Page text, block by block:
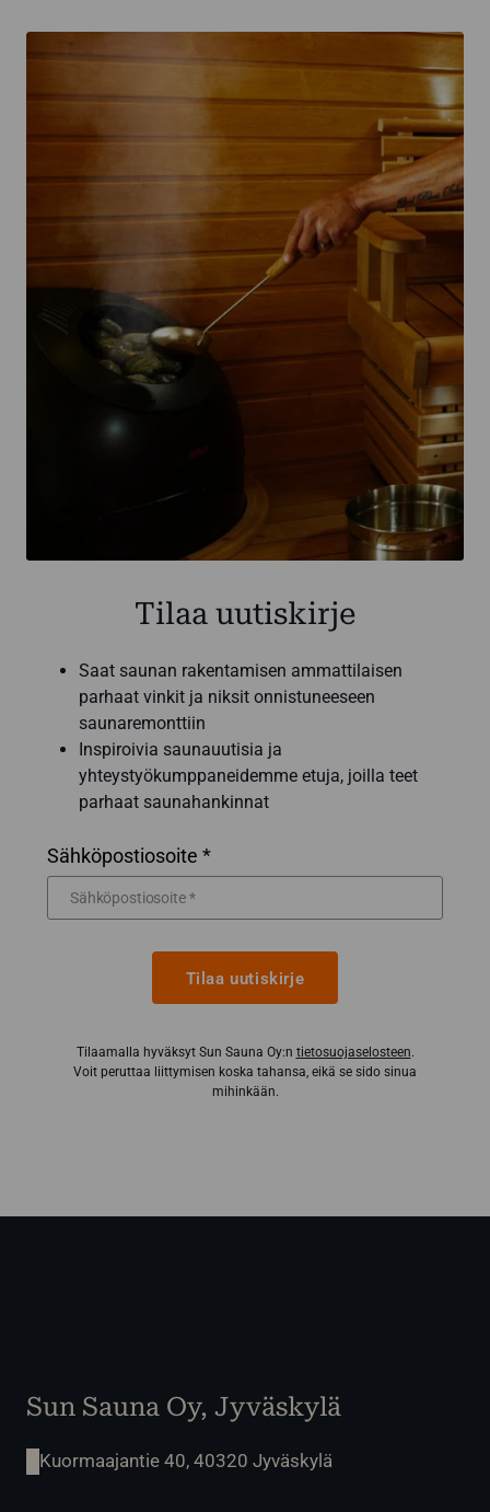
Tilaa uutiskirje
Saat saunan rakentamisen ammattilaisen
parhaat vinkit ja niksit onnistuneeseen
saunaremonttiin
Inspiroivia saunauutisia ja
yhteystyökumppaneidemme etuja, joilla teet
parhaat saunahankinnat
Sähköpostiosoite *
Tilaa uutiskirje
Tilaamalla hyväksyt Sun Sauna Oy:n tietosuojaselosteen.
Voit peruttaa liittymisen koska tahansa, eikä se sido sinua
mihinkään.
Sun Sauna Oy, Jyväskylä
Kuormaajantie 40, 40320 Jyväskylä